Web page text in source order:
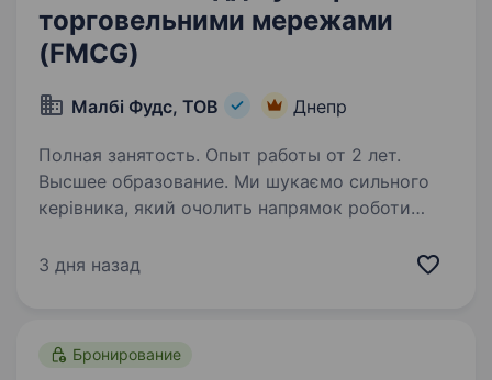
торговельними мережами
(FMCG)
Малбі Фудс, ТОВ Днепр
Полная занятость. Опыт работы от 2 лет.
Высшее образование. Ми шукаємо сильного
керівника, який очолить напрямок роботи
торговельними мережами та забезпечить
3 дня назад
Бронирование